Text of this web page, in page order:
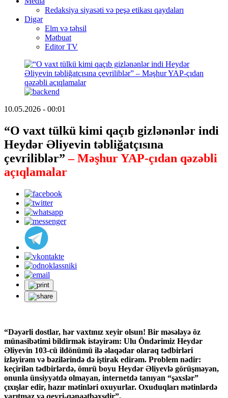
Redaksiya siyasəti və peşə etikası qaydaları
Digər
Elm və təhsil
Mətbuat
Editor TV
10.05.2026 - 00:01
“O vaxt tülkü kimi qaçıb gizlənənlər indi
Heydər Əliyevin təbliğatçısına
çevriliblər”– Məşhur YAP-çıdan qəzəbli
açıqlamalar
“Dəyərli dostlar, hər vaxtınız xeyir olsun! Bir məsələyə öz
münasibətimi bildirmək istəyirəm: Ulu Öndərimiz Heydər
Əliyevin 103-cü ildönümü ilə əlaqədar olaraq tədbirləri
izləyirəm və bəzilərində də iştirak edirəm. Problem nədir:
keçirilən tədbirlərdə, ömrü boyu Heydər Əliyevlə görüşməyən,
onunla ünsiyyətdə olmayan, internetdə tanıyan “şəxslər”
çıxışlar edir, hazır mətinləri oxuyurlar. Oxuduqları mətinlərdə
yarıtmaz və qeyri-qənaətbəxşdir”.